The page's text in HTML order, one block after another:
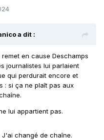
a dit :
en cause Deschamps
journalistes lui parlaient
qui perdurait encore et
: si ça ne plaît pas aux
lui appartient pas.
changé de chaîne.